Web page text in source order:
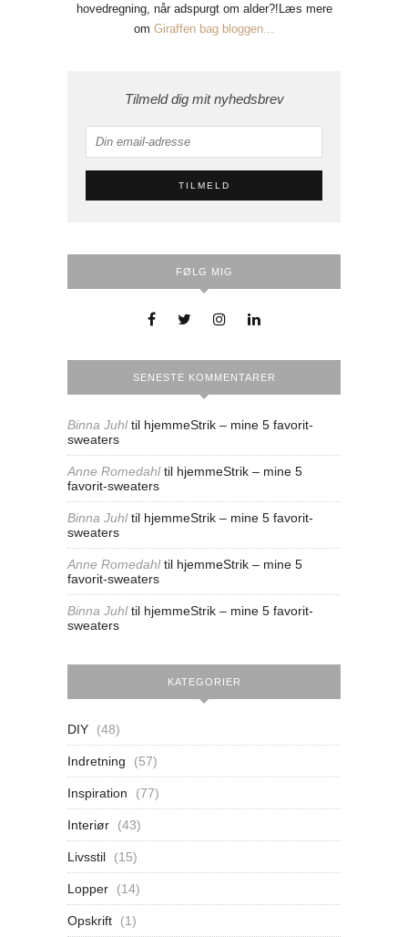
hovedregning, når adspurgt om alder?!Læs mere
om Giraffen bag bloggen...
Tilmeld dig mit nyhedsbrev
FØLG MIG
SENESTE KOMMENTARER
Binna Juhltil hjemmeStrik – mine 5 favorit-
sweaters
Anne Romedahltil hjemmeStrik – mine 5
favorit-sweaters
Binna Juhltil hjemmeStrik – mine 5 favorit-
sweaters
Anne Romedahltil hjemmeStrik – mine 5
favorit-sweaters
Binna Juhltil hjemmeStrik – mine 5 favorit-
sweaters
KATEGORIER
DIY (48)
Indretning (57)
Inspiration (77)
Interiør (43)
Livsstil (15)
Lopper (14)
Opskrift (1)